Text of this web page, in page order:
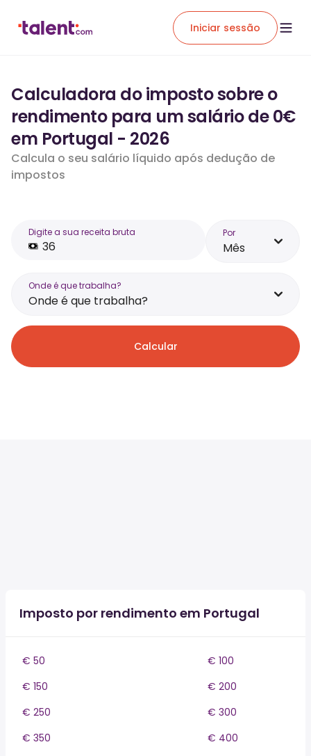
Iniciar sessão
Calculadora do imposto sobre o
rendimento para um salário de 0€
em Portugal - 2026
Calcula o seu salário líquido após dedução de
impostos
Digite a sua receita bruta Por
Mês
Onde é que trabalha?
Onde é que trabalha?
Calcular
Imposto por rendimento em Portugal
€ 50
€ 100
€ 150
€ 200
€ 250
€ 300
€ 350
€ 400